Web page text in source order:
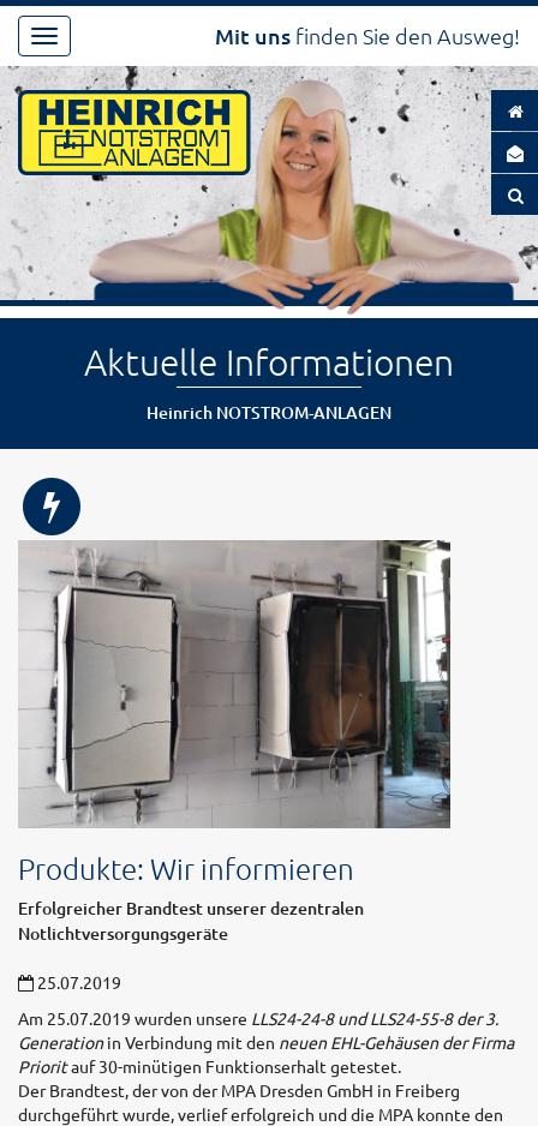
Toggle
navigation
Mit uns finden Sie den Ausweg!
Aktuelle Informationen
Heinrich NOTSTROM-ANLAGEN
Produkte: Wir informieren
Erfolgreicher Brandtest unserer dezentralen
Notlichtversorgungsgeräte
25.07.2019
Am 25.07.2019 wurden unsere LLS24-24-8 und LLS24-55-8 der 3.
Generationin Verbindung mit den neuen EHL-Gehäusen der Firma
Prioritauf 30-minütigen Funktionserhalt getestet.
Der Brandtest, der von der MPA Dresden GmbH in Freiberg
durchgeführt wurde, verlief erfolgreich und die MPA konnte den